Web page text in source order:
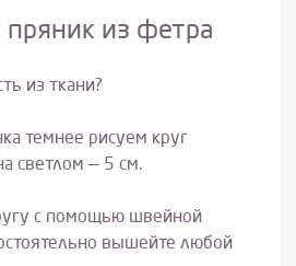
пряник из фетра
из ткани?
темнее рисуем круг
светлом — 5 см.
с помощью швейной
вышейте любой